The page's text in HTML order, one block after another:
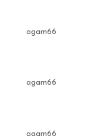
agam66
agam66
agam66